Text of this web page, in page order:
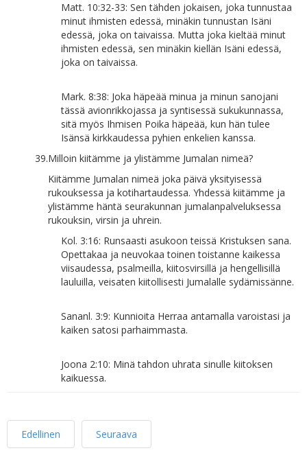
Matt. 10:32-33: Sen tähden jokaisen, joka tunnustaa
minut ihmisten edessä, minäkin tunnustan Isäni
edessä, joka on taivaissa. Mutta joka kieltää minut
ihmisten edessä, sen minäkin kiellän Isäni edessä,
joka on taivaissa.
Mark. 8:38: Joka häpeää minua ja minun sanojani
tässä avionrikkojassa ja syntisessä sukukunnassa,
sitä myös Ihmisen Poika häpeää, kun hän tulee
Isänsä kirkkaudessa pyhien enkelien kanssa.
39.Milloin kiitämme ja ylistämme Jumalan nimeä?
Kiitämme Jumalan nimeä joka päivä yksityisessä
rukouksessa ja kotihartaudessa. Yhdessä kiitämme ja
ylistämme häntä seurakunnan jumalanpalveluksessa
rukouksin, virsin ja uhrein.
Kol. 3:16: Runsaasti asukoon teissä Kristuksen sana.
Opettakaa ja neuvokaa toinen toistanne kaikessa
viisaudessa, psalmeilla, kiitosvirsillä ja hengellisillä
lauluilla, veisaten kiitollisesti Jumalalle sydämissänne.
Sananl. 3:9: Kunnioita Herraa antamalla varoistasi ja
kaiken satosi parhaimmasta.
Joona 2:10: Minä tahdon uhrata sinulle kiitoksen
kaikuessa.
Edellinen Seuraava